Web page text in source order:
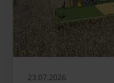
23.07.2026